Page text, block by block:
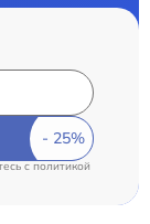
c политикой